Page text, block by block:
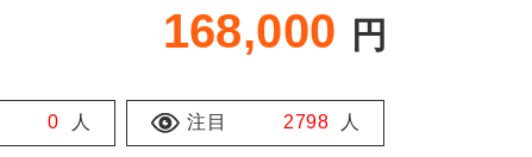
168,000 円
0 人 注目 2798 人